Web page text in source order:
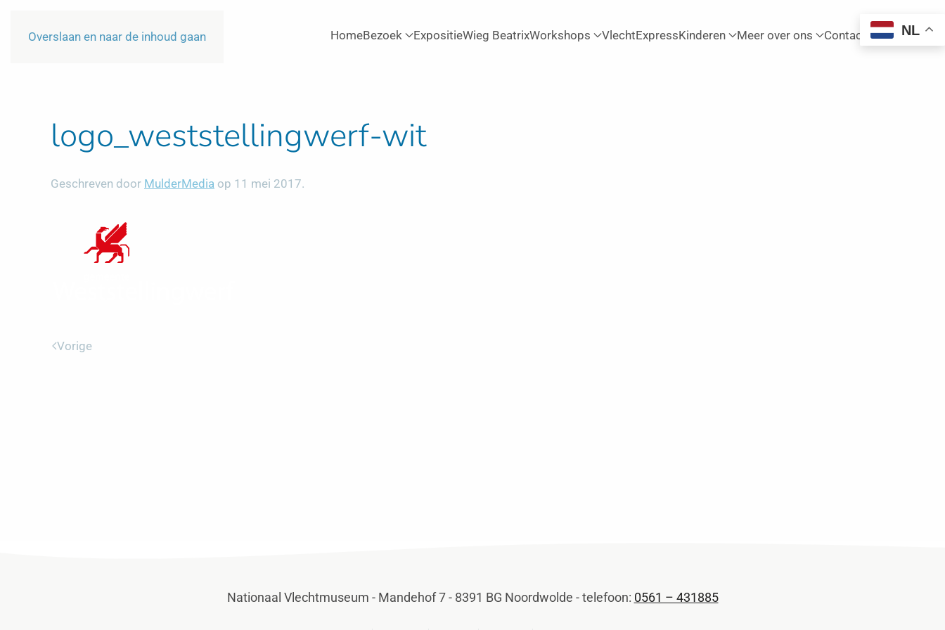
Overslaan en naar de inhoud gaan HomeBezoek ExpositieWieg BeatrixWorkshops VlechtExpressKinderen Meer over ons Contact
logo_weststellingwerf-wit
Geschreven door MulderMedia op 11 mei 2017.
Vorige
Nationaal Vlechtmuseum - Mandehof 7 - 8391 BG Noordwolde - telefoon: 0561 – 431885
NL